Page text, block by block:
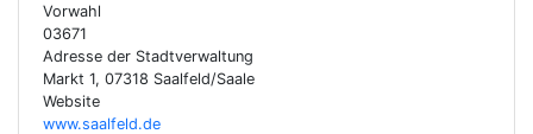
Vorwahl
03671
Adresse der Stadtverwaltung
Markt 1, 07318 Saalfeld/Saale
Website
www.saalfeld.de